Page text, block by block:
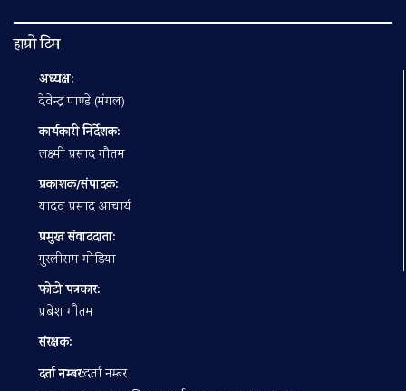
हाम्रो टिम
अध्यक्ष:
देवेन्द्र पाण्डे (मंगल)
कार्यकारी निर्देशक:
लक्ष्मी प्रसाद गौतम
प्रकाशक/संपादक:
यादव प्रसाद आचार्य
प्रमुख संवाददाता:
मुरलीराम गोडिया
फोटो पत्रकार:
प्रबेश गाैतम
संरक्षक:
दर्ता नम्बर:दर्ता नम्बर